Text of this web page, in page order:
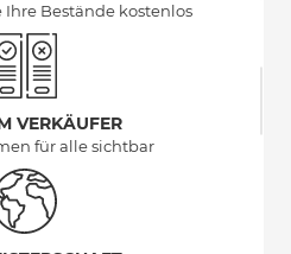
Ihre Bestände kostenlos
VERKÄUFER
für alle sichtbar